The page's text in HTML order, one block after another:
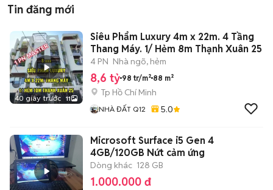
Tin đăng mới
40 giây trước 11
Siêu Phẩm Luxury 4m x 22m. 4 Tầng
Thang Máy. 1/ Hẻm 8m Thạnh Xuân 25
4 PN Nhà ngõ, hẻm
8,6 tỷ 98 tr/m² 88 m²
Tp Hồ Chí Minh
NHÀ ĐẤT Q12 5.0
Microsoft Surface i5 Gen 4
4GB/120GB Nứt cảm ứng
Dòng khác 128 GB
1.000.000 đ